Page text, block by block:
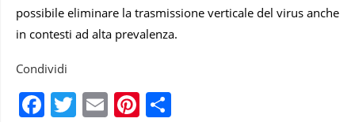
possibile eliminare la trasmissione verticale del virus anche
in contesti ad alta prevalenza.
Condividi
Facebook
Twitter
EmailPinterest